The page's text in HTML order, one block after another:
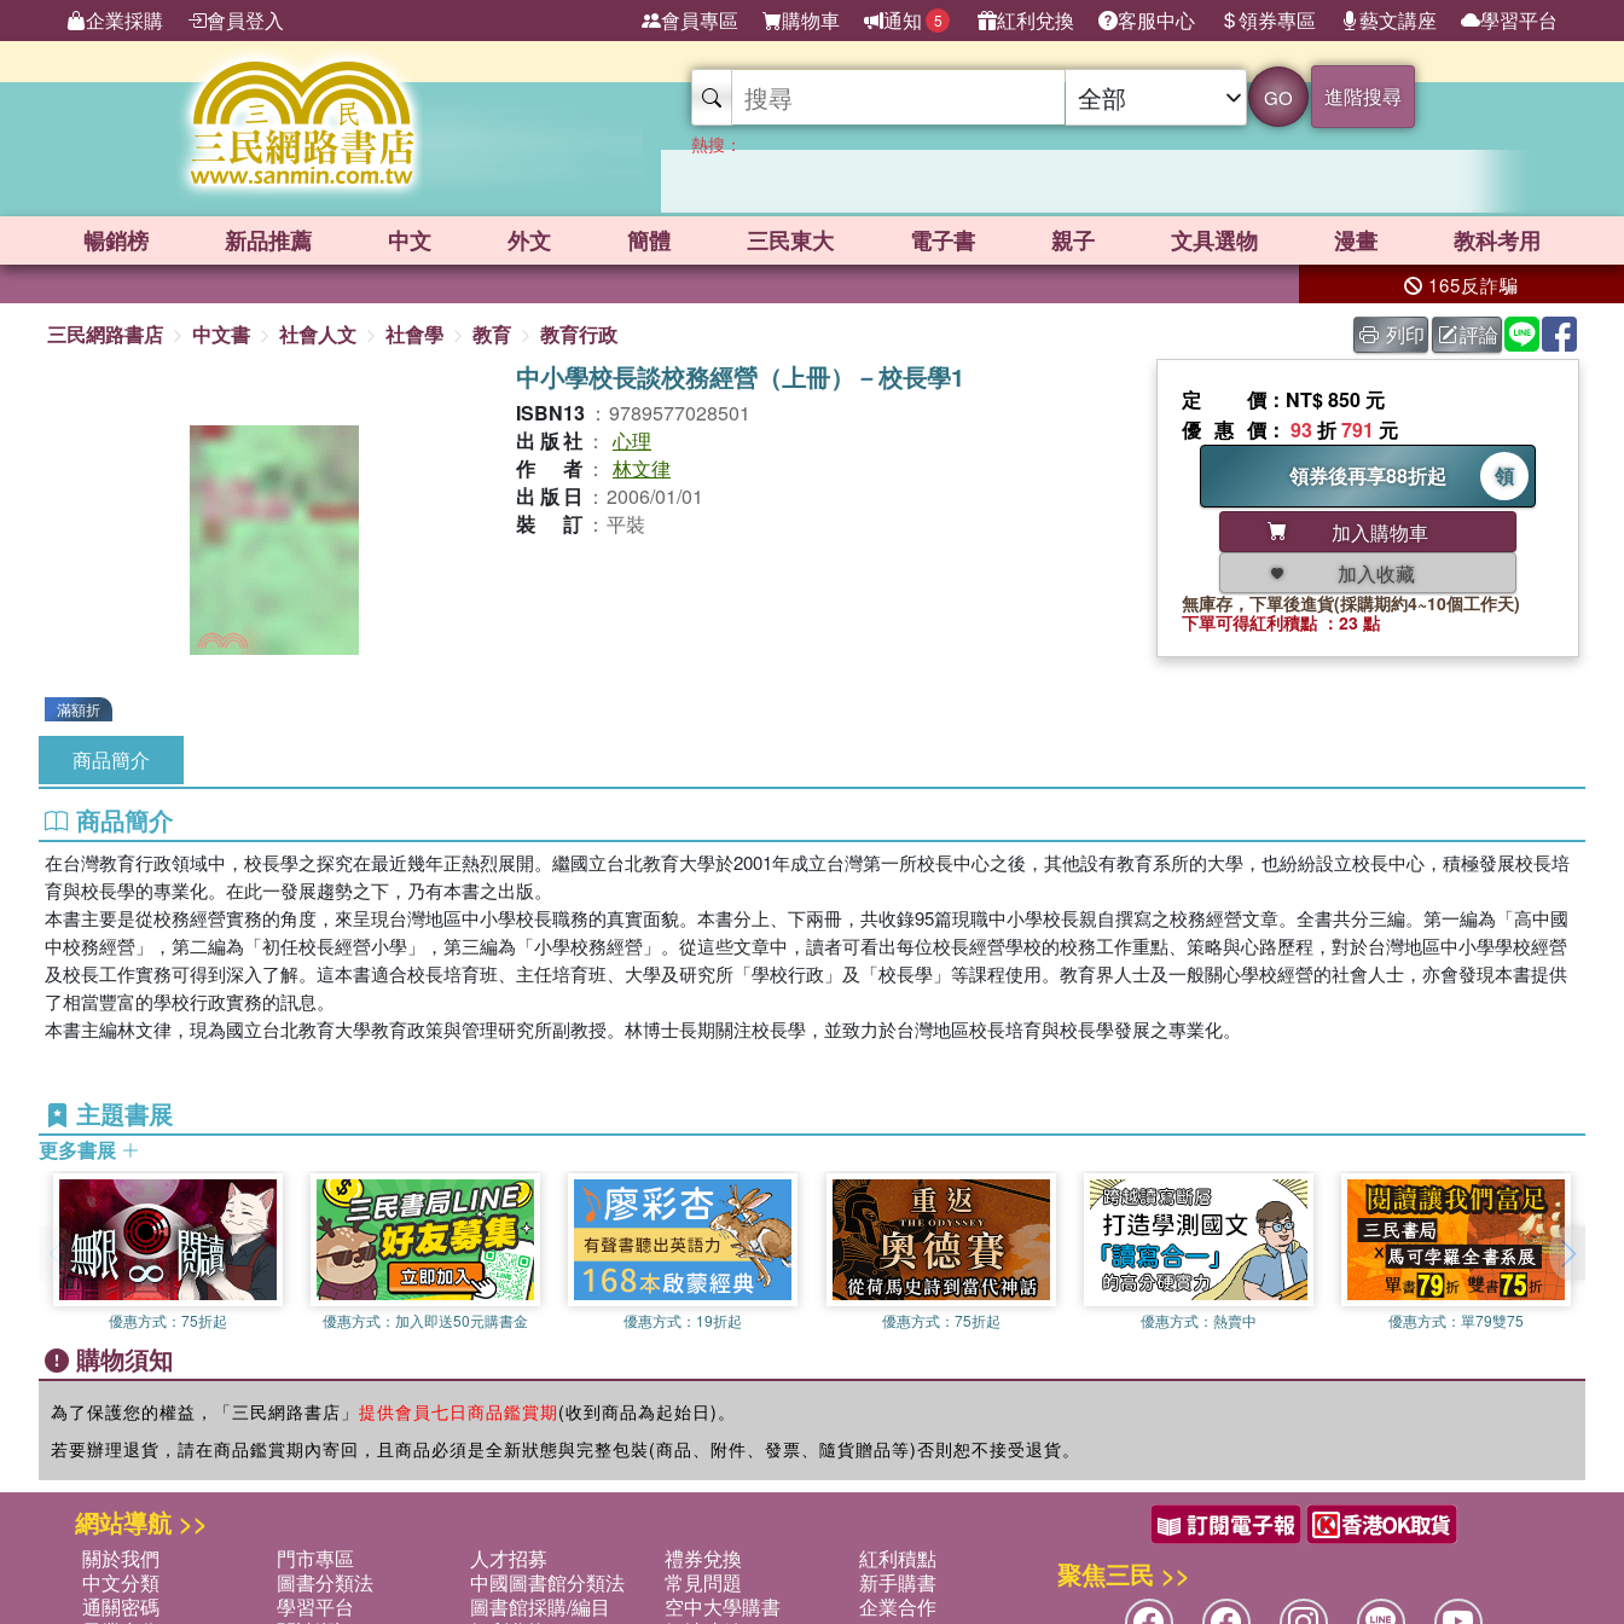
企業採購 會員登入 會員專區 購物車 通知 5 紅利兌換 客服中心 領券專區 藝文講座 學習平台
GO 進階搜尋
熱搜：
暢銷榜 新品推薦 中文 外文 簡體 三民東大 電子書 親子 文具選物 漫畫 教科考用
165反詐騙
三民網路書店 中文書 社會人文 社會學 教育 教育行政 列印 評論
滿額折
中小學校長談校務經營（上冊）－校長學1
ISBN13 ： 9789577028501
出版社 ： 心理
作者 ： 林文律
出版日 ： 2006/01/01
裝訂 ： 平裝
定價 ：NT$ 850 元
優惠價 ： 93折791 元
領券後再享88折起
領
加入購物車
加入收藏
無庫存，下單後進貨(採購期約4~10個工作天)
下單可得紅利積點 ：23 點
商品簡介
商品簡介
在台灣教育行政領域中，校長學之探究在最近幾年正熱烈展開。繼國立台北教育大學於2001年成立台灣第一所校長中心之後，其他設有教育系所的大學，也紛紛設立校長中心，積極發展校長培
育與校長學的專業化。在此一發展趨勢之下，乃有本書之出版。
本書主要是從校務經營實務的角度，來呈現台灣地區中小學校長職務的真實面貌。本書分上、下兩冊，共收錄95篇現職中小學校長親自撰寫之校務經營文章。全書共分三編。第一編為「高中國
中校務經營」，第二編為「初任校長經營小學」，第三編為「小學校務經營」。從這些文章中，讀者可看出每位校長經營學校的校務工作重點、策略與心路歷程，對於台灣地區中小學學校經營
及校長工作實務可得到深入了解。這本書適合校長培育班、主任培育班、大學及研究所「學校行政」及「校長學」等課程使用。教育界人士及一般關心學校經營的社會人士，亦會發現本書提供
了相當豐富的學校行政實務的訊息。
本書主編林文律，現為國立台北教育大學教育政策與管理研究所副教授。林博士長期關注校長學，並致力於台灣地區校長培育與校長學發展之專業化。
主題書展
更多書展
優惠方式： 75折起 優惠方式： 加入即送50元購書金 優惠方式： 19折起 優惠方式： 75折起 優惠方式： 熱賣中 優惠方式：單79雙75
購物須知
為了保護您的權益，「三民網路書店」 提供會員七日商品鑑賞期(收到商品為起始日)。
若要辦理退貨，請在商品鑑賞期內寄回，且商品必須是全新狀態與完整包裝(商品、附件、發票、隨貨贈品等)否則恕不接受退貨。
網站導航 >>
關於我們 門市專區 人才招募 禮券兌換
紅利積點
中文分類
圖書分類法 中國圖書館分類法 常見問題
新手購書
通關密碼
學習平台 圖書館採購/編目 空中大學購書
企業合作
聚焦三民 >>